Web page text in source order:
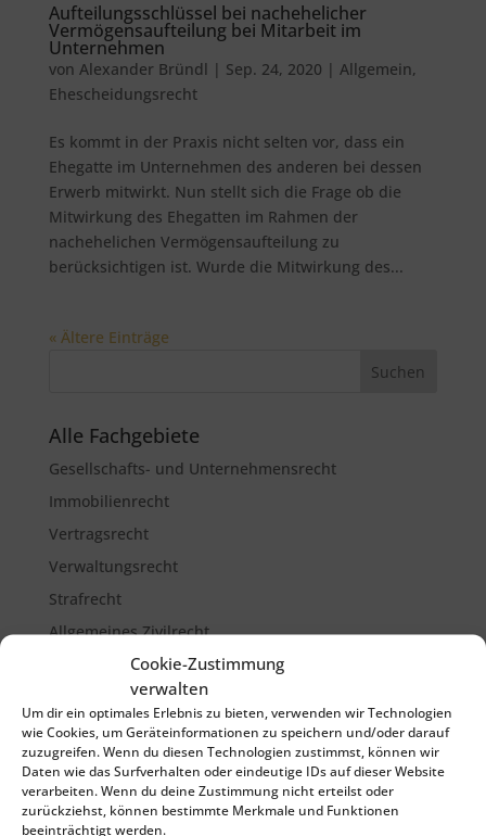
Cookie-Zustimmung
verwalten
Um dir ein optimales Erlebnis zu bieten, verwenden wir Technologien
wie Cookies, um Geräteinformationen zu speichern und/oder darauf
zuzugreifen. Wenn du diesen Technologien zustimmst, können wir
Daten wie das Surfverhalten oder eindeutige IDs auf dieser Website
verarbeiten. Wenn du deine Zustimmung nicht erteilst oder
zurückziehst, können bestimmte Merkmale und Funktionen
beeinträchtigt werden.
Aufteilungsschlüssel bei nachehelicher
Vermögensaufteilung bei Mitarbeit im
Unternehmen
von Alexander Bründl | Sep. 24, 2020 | Allgemein,
Ehescheidungsrecht
Es kommt in der Praxis nicht selten vor, dass ein
Ehegatte im Unternehmen des anderen bei dessen
Erwerb mitwirkt. Nun stellt sich die Frage ob die
Mitwirkung des Ehegatten im Rahmen der
nachehelichen Vermögensaufteilung zu
berücksichtigen ist. Wurde die Mitwirkung des...
« Ältere Einträge
Alle Fachgebiete
Gesellschafts- und Unternehmensrecht
Immobilienrecht
Vertragsrecht
Verwaltungsrecht
Strafrecht
Allgemeines Zivilrecht
Ehescheidungsrecht
Familien- und Erbrecht
Sanierungs- und Insolvenzrecht
Verkehrsunfallsrecht
Arbeitsrecht
Forderungsbetreibung